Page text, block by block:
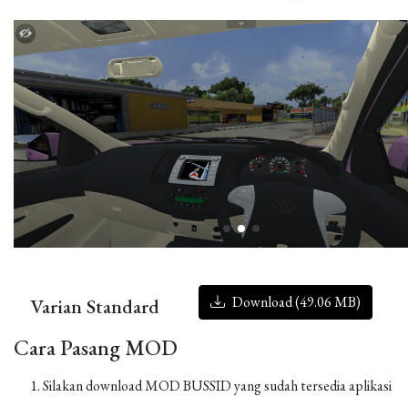
Varian Standard Download (49.06 MB)
Cara Pasang MOD
Silakan download MOD BUSSID yang sudah tersedia aplikasi